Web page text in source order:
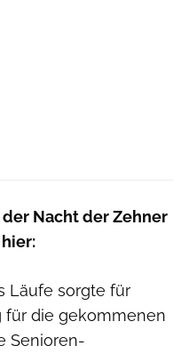
Nacht der Zehner
Läufe sorgte für
für die gekommenen
Senioren-